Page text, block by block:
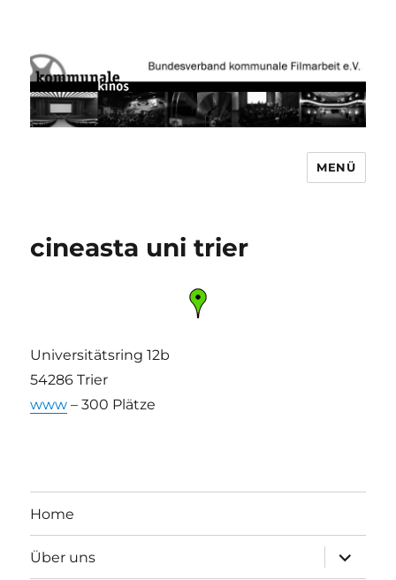
Bundesverband kommunale
MENÜ
cineasta uni trier
Universitätsring 12b
54286 Trier
www – 300 Plätze
Home
Über uns
anzeigen